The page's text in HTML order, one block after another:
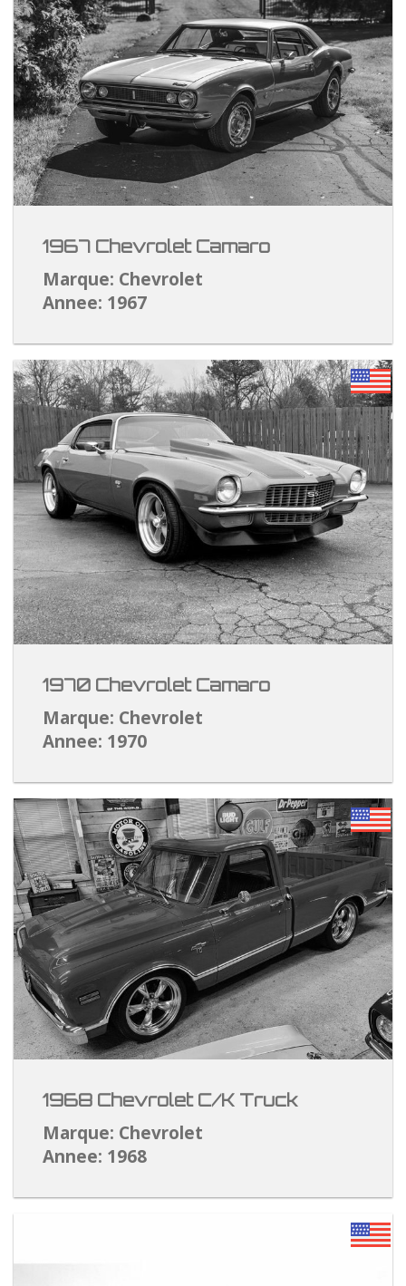
1967 Chevrolet Camaro
Marque: Chevrolet
Annee: 1967
1970 Chevrolet Camaro
Marque: Chevrolet
Annee: 1970
1968 Chevrolet C/K Truck
Marque: Chevrolet
Annee: 1968